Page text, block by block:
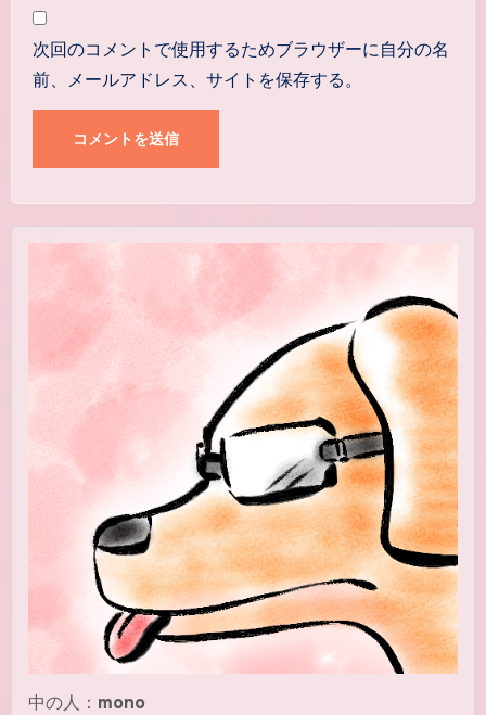
次回のコメントで使用するためブラウザーに自分の名
前、メールアドレス、サイトを保存する。
中の人： mono